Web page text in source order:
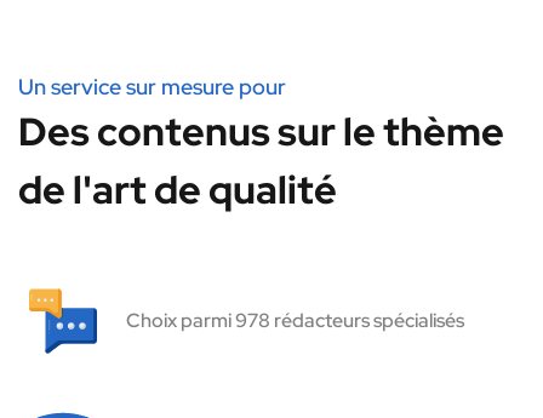
Un service sur mesure pour
Des contenus sur le thème
de l'art de qualité
Choix parmi 978 rédacteurs spécialisés